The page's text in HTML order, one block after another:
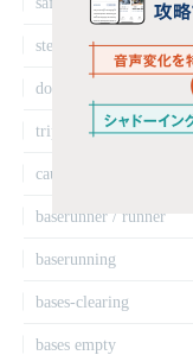
steal / base stealing
double steal
triple steal
caught stealing
baserunner / runner
baserunning
bases-clearing
bases empty